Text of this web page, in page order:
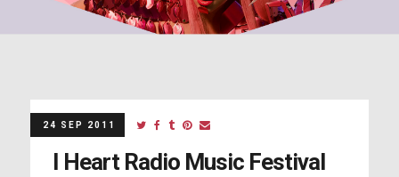
24 SEP 2011
I Heart Radio Music Festival